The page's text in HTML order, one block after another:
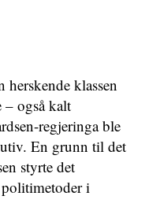
herskende klassen
også kalt
regjeringa ble
En grunn til det
styrte det
i